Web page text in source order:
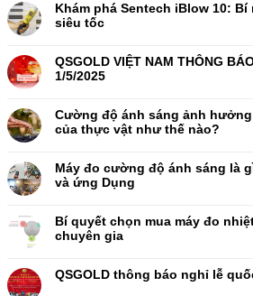
Khám phá Sentech iBlow 10:
siêu tốc
QSGOLD VIỆT NAM THÔNG
1/5/2025
Cường độ ánh sáng ảnh
của thực vật như thế nào?
Máy đo cường độ ánh sáng là
và ứng Dụng
Bí quyết chọn mua máy đo
chuyên gia
QSGOLD thông báo nghỉ lễ